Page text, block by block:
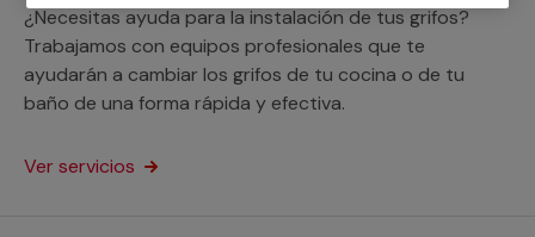
¿Necesitas ayuda para la instalación de tus grifos?
Trabajamos con equipos profesionales que te
ayudarán a cambiar los grifos de tu cocina o de tu
baño de una forma rápida y efectiva.
Ver servicios